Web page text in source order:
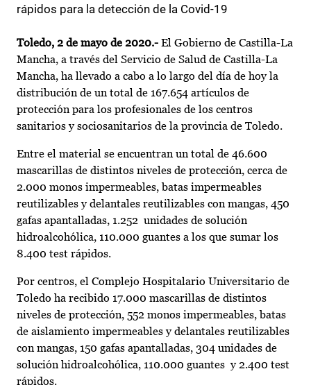
rápidos para la detección de la Covid-19
Toledo, 2 de mayo de 2020.- El Gobierno de Castilla-La
Mancha, a través del Servicio de Salud de Castilla-La
Mancha, ha llevado a cabo a lo largo del día de hoy la
distribución de un total de 167.654 artículos de
protección para los profesionales de los centros
sanitarios y sociosanitarios de la provincia de Toledo.
Entre el material se encuentran un total de 46.600
mascarillas de distintos niveles de protección, cerca de
2.000 monos impermeables, batas impermeables
reutilizables y delantales reutilizables con mangas, 450
gafas apantalladas, 1.252 unidades de solución
hidroalcohólica, 110.000 guantes a los que sumar los
8.400 test rápidos.
Por centros, el Complejo Hospitalario Universitario de
Toledo ha recibido 17.000 mascarillas de distintos
niveles de protección, 552 monos impermeables, batas
de aislamiento impermeables y delantales reutilizables
con mangas, 150 gafas apantalladas, 304 unidades de
solución hidroalcohólica, 110.000 guantes y 2.400 test
rápidos.